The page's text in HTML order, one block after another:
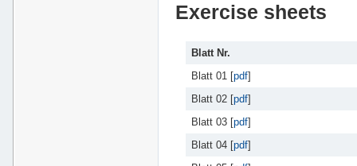
Exercise sheets
Blatt Nr.
Blatt 01 [pdf]
Blatt 02 [pdf]
Blatt 03 [pdf]
Blatt 04 [pdf]